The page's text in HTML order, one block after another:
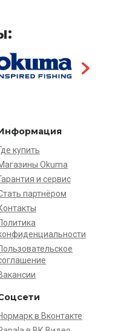
купить
Okuma
и сервис
партнёром
в Вконтакте